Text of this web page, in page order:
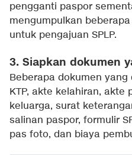
pengganti paspor
mengumpulkan
untuk pengajuan SPLP.
3. Siapkan dokumen
Beberapa dokumen
KTP, akte kelahiran, akte
keluarga, surat
salinan paspor, formulir
pas foto, dan biaya